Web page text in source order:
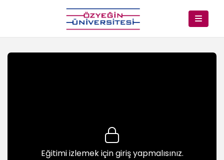
Eğitimi izlemek için giriş yapmalısınız.